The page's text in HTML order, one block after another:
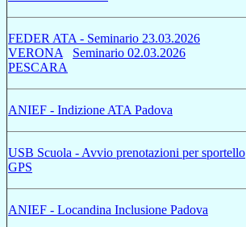
FEDER ATA - Seminario 23.03.2026
VERONA
Seminario 02.03.2026
PESCARA
ANIEF - Indizione ATA Padova
USB Scuola - Avvio prenotazioni per sportello
GPS
ANIEF - Locandina Inclusione Padova